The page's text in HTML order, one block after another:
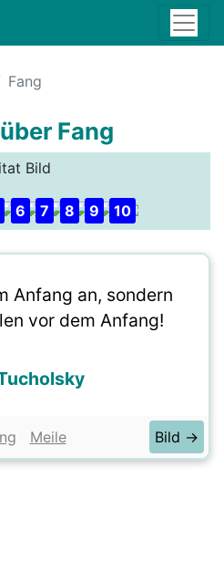
Fang
Fang
Bild
6 7 8 9 10
Anfang an, sondern
vor dem Anfang!
Meile Bild →